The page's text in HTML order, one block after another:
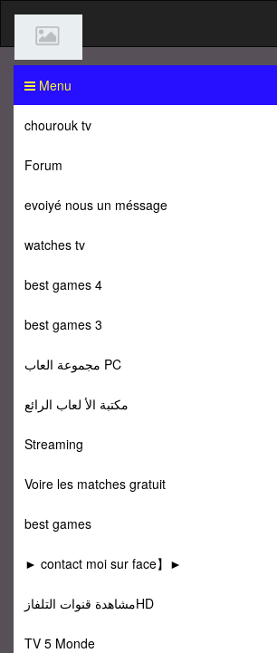
Menu
chourouk tv
Forum
evoiyé nous un méssage
watches tv
best games 4
best games 3
مجموعة العاب PC
مكتبة الأ لعاب الرائع
Streaming
Voire les matches gratuit
best games
► contact moi sur face】►
مشاهدة قنوات التلفازHD
TV 5 Monde